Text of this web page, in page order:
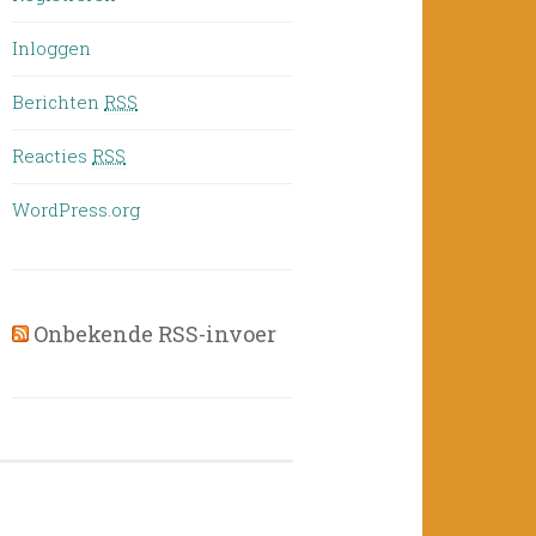
Inloggen
Berichten RSS
Reacties RSS
WordPress.org
Onbekende RSS-invoer